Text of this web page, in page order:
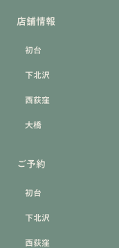
店舗情報
初台
下北沢
西荻窪
大橋
ご予約
初台
下北沢
西荻窪